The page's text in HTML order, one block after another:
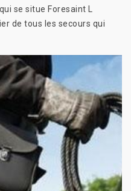
se situe Foresaint L
de tous les secours qui